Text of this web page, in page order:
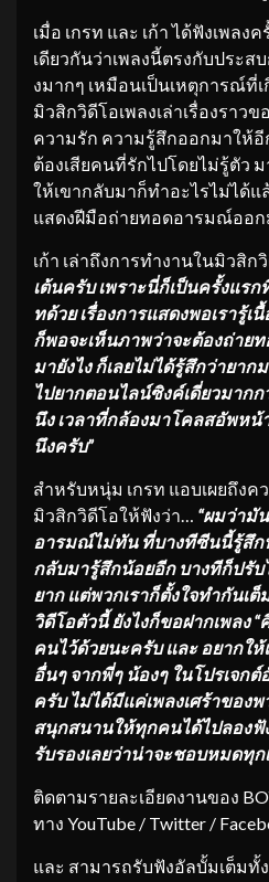
เมื่อ เกรท และ เก้า ได้ฟังเพลง
เดียวกันว่าเพลงนี้ตรงกับประส
งมากๆ เหมือนเป็นเหตุการณ์ที่
มิวสิกวิดีโอเพลงเล่าเรื่องราว
ความรัก ความรู้สึกออกมาให้อี
ต้องเสียคนที่รักไปโดยไม่รู้ตัว
ให้เขากลับมาก็ทำอะไรไม่ได้
แสดงฝีมือถ่ายทอดอารมณ์ออก
เก้า เล่าถึงการทำงานในมิวสิก
เต้นครับ เพราะนี่ก็เป็นครั้งแรก
ทด้วย เรื่องการแสดงพอเรารู้เนื้
ก็พอจะเห็นภาพว่าจะต้องถ่า
มายังไง ก็เลยไม่ได้รู้สึกว่ายา
ไปยากตอนไลน์ซิงค์เดี่ยวมาก
นึง เวลาที่กล้องมาโคลสอัพหน้า
นึงครับ”
สำหรับหนุ่ม เกรท แอบเผยถึง
มิวสิกวิดีโอให้ฟังว่า… “ผมว่ามั
อารมณ์ไม่ทัน ที่บางทีซีนนี้รู้สึก
กลับมารู้สึกน้อยอีก บางทีก็ปรั
ยาก แต่พวกเราก็ตั้งใจทำกันเ
วิดีโอตัวนี้ ยังไงก็ขอฝากเพลง “
คนไว้ด้วยนะครับ และ อยากใ
อื่นๆ จากพี่ๆ น้องๆ ในโปรเจก
ครับ ไม่ได้มีแค่เพลงเศร้าของพ
สนุกสนานให้ทุกคนได้ไปลอง
รับรองเลยว่าน่าจะชอบหมดทุ
ติดตามรายละเอียดงานของ
ทาง YouTube / Twitter /
และ สามารถรับฟังอัลบั้มเต็มทั้